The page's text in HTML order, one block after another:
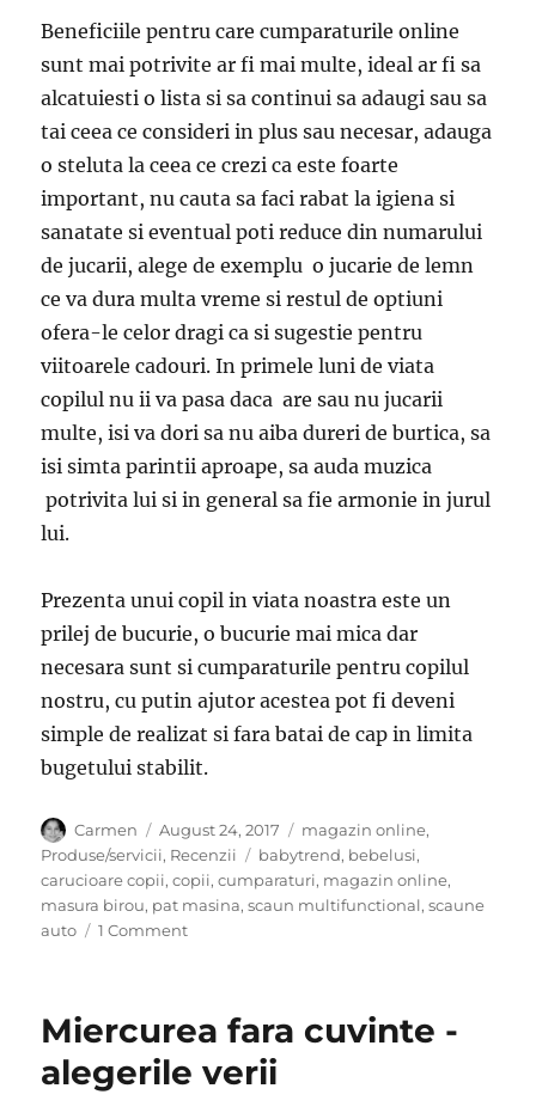
Beneficiile pentru care cumparaturile online
sunt mai potrivite ar fi mai multe, ideal ar fi sa
alcatuiesti o lista si sa continui sa adaugi sau sa
tai ceea ce consideri in plus sau necesar, adauga
o steluta la ceea ce crezi ca este foarte
important, nu cauta sa faci rabat la igiena si
sanatate si eventual poti reduce din numarului
de jucarii, alege de exemplu o jucarie de lemn
ce va dura multa vreme si restul de optiuni
ofera-le celor dragi ca si sugestie pentru
viitoarele cadouri. In primele luni de viata
copilul nu ii va pasa daca are sau nu jucarii
multe, isi va dori sa nu aiba dureri de burtica, sa
isi simta parintii aproape, sa auda muzica
potrivita lui si in general sa fie armonie in jurul
lui.
Prezenta unui copil in viata noastra este un
prilej de bucurie, o bucurie mai mica dar
necesara sunt si cumparaturile pentru copilul
nostru, cu putin ajutor acestea pot fi deveni
simple de realizat si fara batai de cap in limita
bugetului stabilit.
Author
Carmen
Posted
on
August 24, 2017 Categories
magazin online,
Produse/servicii, Recenzii Tags
babytrend, bebelusi,
carucioare copii,copii,cumparaturi, magazin online,
masura birou, pat masina,scaun multifunctional,scaune
auto
1 Commenton
copilul
Miercurea fara cuvinte -
alegerile verii